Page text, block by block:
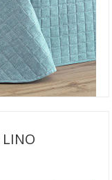
LINO